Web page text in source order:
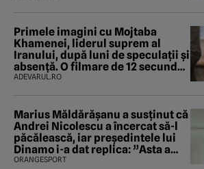
Primele imagini cu Mojtaba
Khamenei, liderul suprem al
Iranului, după luni de speculații și
absență. O filmare de 12 secunde
ridică noi întrebări
ADEVARUL.RO
Marius Măldărăşanu a susţinut că
Andrei Nicolescu a încercat să-l
păcălească, iar preşedintele lui
Dinamo i-a dat replica: ”Asta a
fost istoria”
ORANGESPORT